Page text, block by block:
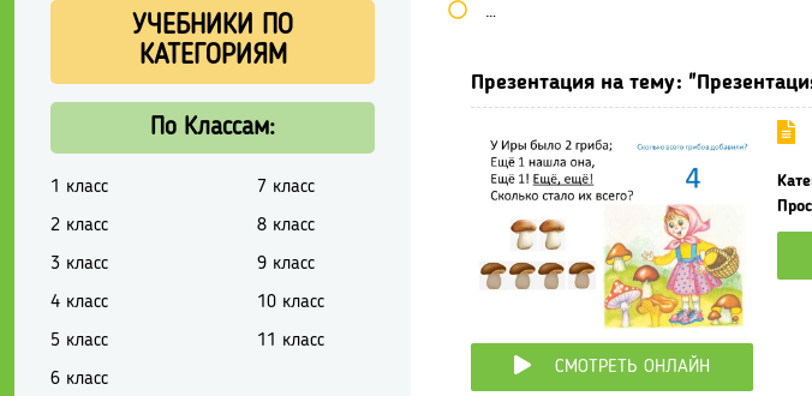
Школьные учебники / Презентации по
Презентация на тему:
СМОТРЕТЬ ОНЛАЙН
УЧЕБНИКИ ПО
КАТЕГОРИЯМ
По Классам:
1 класс
2 класс
3 класс
4 класс
5 класс
6 класс
7 класс
8 класс
9 класс
10 класс
11 класс